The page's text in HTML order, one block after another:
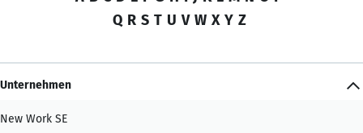
Q R S T U V W X Y Z
Unternehmen
New Work SE